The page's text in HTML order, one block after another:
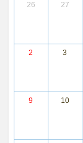
26 27
2 3
9 10